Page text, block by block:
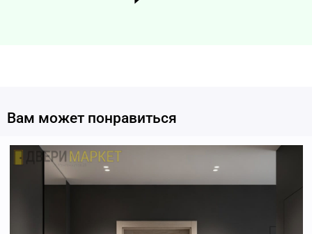
Вам может понравиться